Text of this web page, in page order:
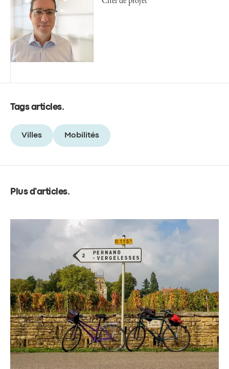
Tags articles.
Villes Mobilités
Plus d'articles.